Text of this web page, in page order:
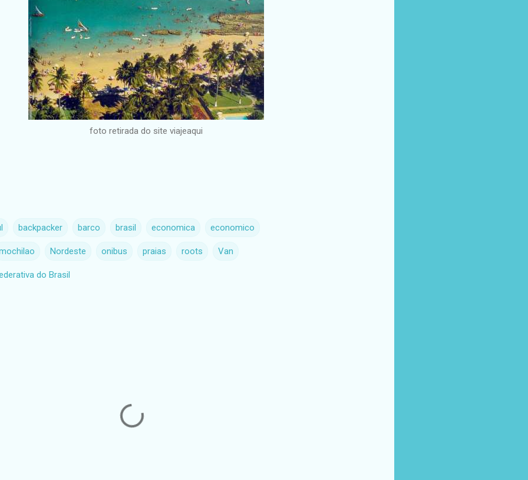
foto retirada do site viajeaqui
backpacker barco brasil economica economico
Nordeste onibus praias roots Van
do Brasil